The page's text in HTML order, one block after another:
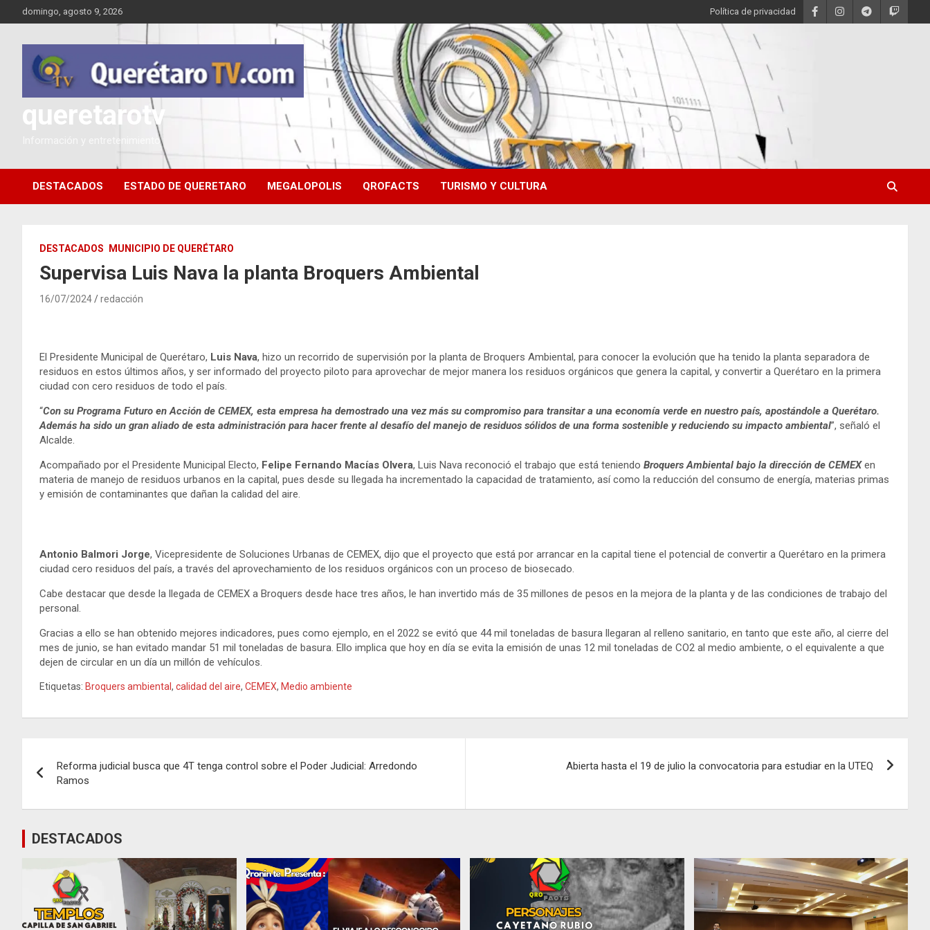
al
domingo, agosto 9, 2026 Política de privacidad
queretarotv
Información y entretenimiento
DESTACADOS ESTADO DE QUERETARO MEGALOPOLIS QROFACTS TURISMO Y CULTURA
DESTACADOS MUNICIPIO DE QUERÉTARO
Supervisa Luis Nava la planta Broquers Ambiental
16/07/2024 redacción
El Presidente Municipal de Querétaro, Luis Nava, hizo un recorrido de supervisión por la planta de Broquers Ambiental, para conocer la evolución que ha tenido la planta separadora de
residuos en estos últimos años, y ser informado del proyecto piloto para aprovechar de mejor manera los residuos orgánicos que genera la capital, y convertir a Querétaro en la primera
ciudad con cero residuos de todo el país.
“Con su Programa Futuro en Acción de CEMEX, esta empresa ha demostrado una vez más su compromiso para transitar a una economía verde en nuestro país, apostándole a Querétaro.
Además ha sido un gran aliado de esta administración para hacer frente al desafío del manejo de residuos sólidos de una forma sostenible y reduciendo su impacto ambiental”, señaló el
Alcalde.
Acompañado por el Presidente Municipal Electo, Felipe Fernando Macías Olvera, Luis Nava reconoció el trabajo que está teniendo Broquers Ambiental bajo la dirección de CEMEXen
materia de manejo de residuos urbanos en la capital, pues desde su llegada ha incrementado la capacidad de tratamiento, así como la reducción del consumo de energía, materias primas
y emisión de contaminantes que dañan la calidad del aire.
Antonio Balmori Jorge, Vicepresidente de Soluciones Urbanas de CEMEX, dijo que el proyecto que está por arrancar en la capital tiene el potencial de convertir a Querétaro en la primera
ciudad cero residuos del país, a través del aprovechamiento de los residuos orgánicos con un proceso de biosecado.
Cabe destacar que desde la llegada de CEMEX a Broquers desde hace tres años, le han invertido más de 35 millones de pesos en la mejora de la planta y de las condiciones de trabajo del
personal.
Gracias a ello se han obtenido mejores indicadores, pues como ejemplo, en el 2022 se evitó que 44 mil toneladas de basura llegaran al relleno sanitario, en tanto que este año, al cierre del
mes de junio, se han evitado mandar 51 mil toneladas de basura. Ello implica que hoy en día se evita la emisión de unas 12 mil toneladas de CO2 al medio ambiente, o el equivalente a que
dejen de circular en un día un millón de vehículos.
Etiquetas: Broquers ambiental , calidad del aire, CEMEX, Medio ambiente
de
entradas
Reforma judicial busca que 4T tenga control sobre el Poder Judicial: Arredondo
Ramos
Abierta hasta el 19 de julio la convocatoria para estudiar en la UTEQ
DESTACADOS